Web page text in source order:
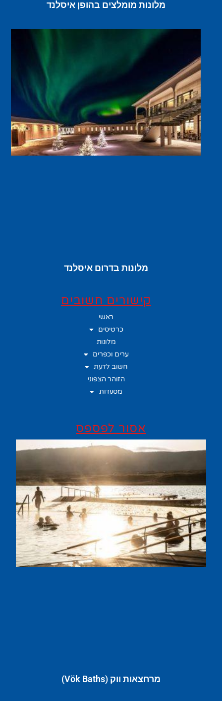
מלונות מומלצים בהופן איסלנד
מלונות בדרום איסלנד
קישורים חשובים
ראשי
כרטיסים
מלונות
ערים וכפרים
חשוב לדעת
הזוהר הצפוני
מסעדות
אסור לפספס
מרחצאות ווק (Vök Baths)